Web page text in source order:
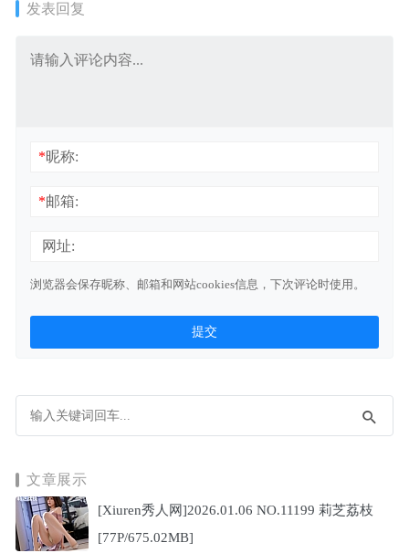
发表回复
*昵称:
*邮箱:
网址:
浏览器会保存昵称、邮箱和网站cookies信息，下次评论时使用。
文章展示
[Xiuren秀人网]2026.01.06 NO.11199 莉芝荔枝
[77P/675.02MB]